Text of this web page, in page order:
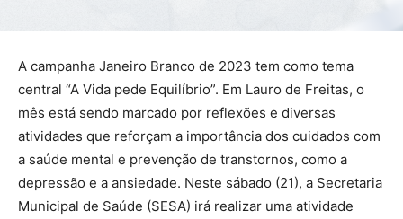
A campanha Janeiro Branco de 2023 tem como tema
central “A Vida pede Equilíbrio”. Em Lauro de Freitas, o
mês está sendo marcado por reflexões e diversas
atividades que reforçam a importância dos cuidados com
a saúde mental e prevenção de transtornos, como a
depressão e a ansiedade. Neste sábado (21), a Secretaria
Municipal de Saúde (SESA) irá realizar uma atividade